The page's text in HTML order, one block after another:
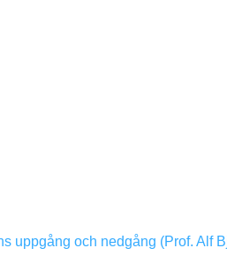
uppgång och nedgång (Prof. Alf